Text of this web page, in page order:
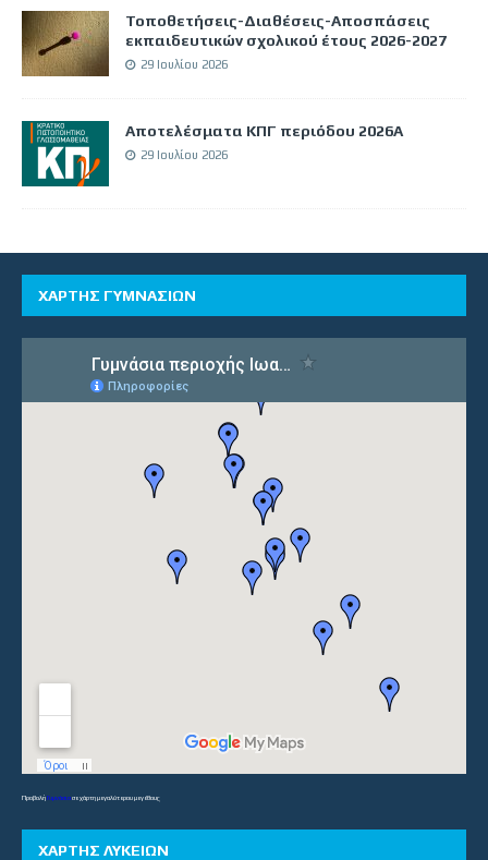
Τοποθετήσεις-Διαθέσεις-Αποσπάσεις
εκπαιδευτικών σχολικού έτους 2026-2027
29 Ιουλίου 2026
Αποτελέσματα ΚΠΓ περιόδου 2026Α
29 Ιουλίου 2026
ΧΑΡΤΗΣ ΓΥΜΝΑΣΙΩΝ
ΠροβολήΓυμνάσιασε χάρτη μεγαλύτερου μεγέθους
ΧΑΡΤΗΣ ΛΥΚΕΙΩΝ